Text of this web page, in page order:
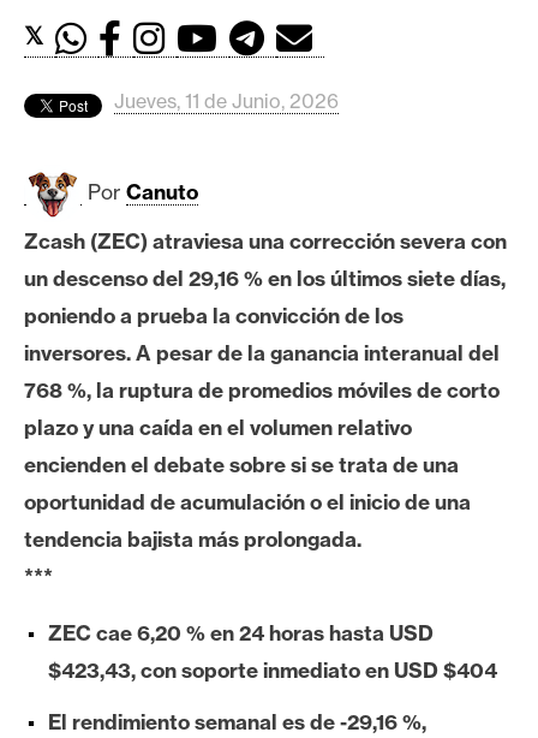
d
s
B
t
c
o
i
n
E
e
u
m
𝕏
Jueves, 11 de Junio, 2026
Por Canuto
Zcash (ZEC) atraviesa una corrección severa con
un descenso del 29,16 % en los últimos siete días,
poniendo a prueba la convicción de los
inversores. A pesar de la ganancia interanual del
768 %, la ruptura de promedios móviles de corto
plazo y una caída en el volumen relativo
encienden el debate sobre si se trata de una
oportunidad de acumulación o el inicio de una
tendencia bajista más prolongada.
***
ZEC cae 6,20 % en 24 horas hasta USD
$423,43, con soporte inmediato en USD $404
El rendimiento semanal es de -29,16 %,